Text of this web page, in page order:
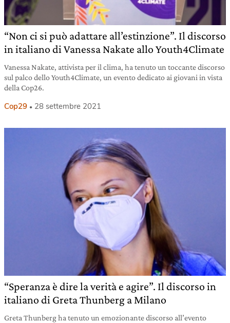
“Non ci si può adattare all’estinzione”. Il discorso
in italiano di Vanessa Nakate allo Youth4Climate
Vanessa Nakate, attivista per il clima, ha tenuto un toccante discorso
sul palco dello Youth4Climate, un evento dedicato ai giovani in vista
della Cop26.
Cop29 28 settembre 2021
“Speranza è dire la verità e agire”. Il discorso in
italiano di Greta Thunberg a Milano
Greta Thunberg ha tenuto un emozionante discorso all’evento